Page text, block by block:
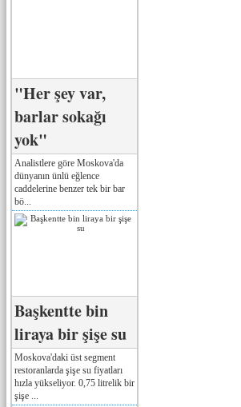
"Her şey var,
barlar sokağı
yok"
Analistlere göre Moskova'da
dünyanın ünlü eğlence
caddelerine benzer tek bir bar
bö...
Başkentte bin
liraya bir şişe su
Moskova'daki üst segment
restoranlarda şişe su fiyatları
hızla yükseliyor. 0,75 litrelik bir
şişe ...